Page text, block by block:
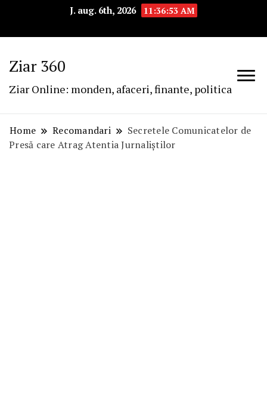
J. aug. 6th, 2026 11:36:54 AM
Ziar 360
Ziar Online: monden, afaceri, finante, politica
Home Recomandari
Secretele Comunicatelor de
Presă care Atrag Atentia Jurnaliștilor